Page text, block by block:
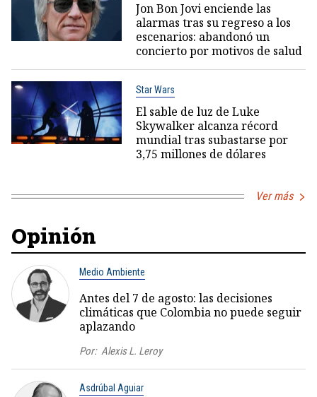
Jon Bon Jovi enciende las
alarmas tras su regreso a los
escenarios: abandonó un
concierto por motivos de salud
Star Wars
El sable de luz de Luke
Skywalker alcanza récord
mundial tras subastarse por
3,75 millones de dólares
Ver más
Opinión
Medio Ambiente
Antes del 7 de agosto: las decisiones
climáticas que Colombia no puede seguir
aplazando
Por: Alexis L. Leroy
Asdrúbal Aguiar